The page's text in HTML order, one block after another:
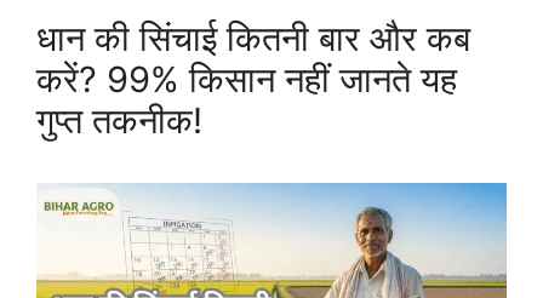
धान की सिंचाई कितनी बार और कब
करें? 99% किसान नहीं जानते यह
गुप्त तकनीक!